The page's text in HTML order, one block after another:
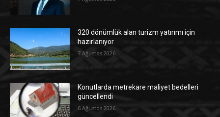
320 dönümlük alan turizm yatırımı için
hazırlanıyor
7 Ağustos 2026
Konutlarda metrekare maliyet bedelleri
güncellendi
6 Ağustos 2026